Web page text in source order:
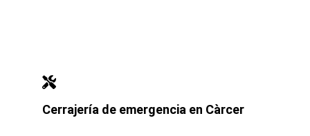
Cerrajería de emergencia en Càrcer